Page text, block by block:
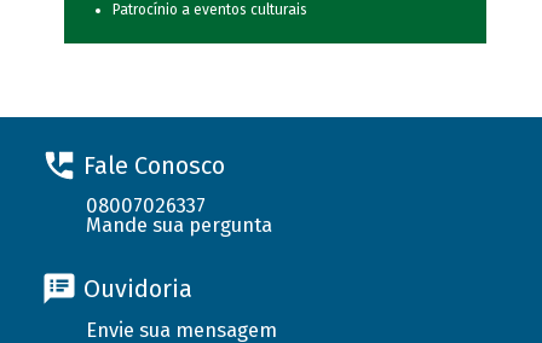
Patrocínio a eventos culturais
Fale Conosco
08007026337
Mande sua pergunta
Ouvidoria
Envie sua mensagem